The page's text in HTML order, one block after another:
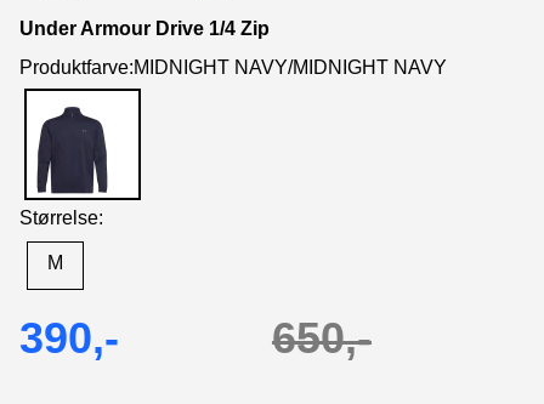
Under Armour Drive 1/4 Zip
Produktfarve:MIDNIGHT NAVY/MIDNIGHT NAVY
Størrelse:
M
390,- 650,-